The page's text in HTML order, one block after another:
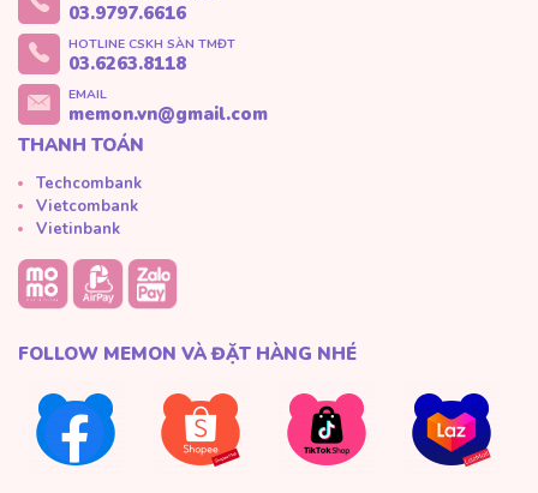
03.9797.6616
HOTLINE CSKH SÀN TMĐT
03.6263.8118
EMAIL
memon.vn@gmail.com
THANH TOÁN
Techcombank
Vietcombank
Vietinbank
FOLLOW MEMON VÀ ĐẶT HÀNG NHÉ